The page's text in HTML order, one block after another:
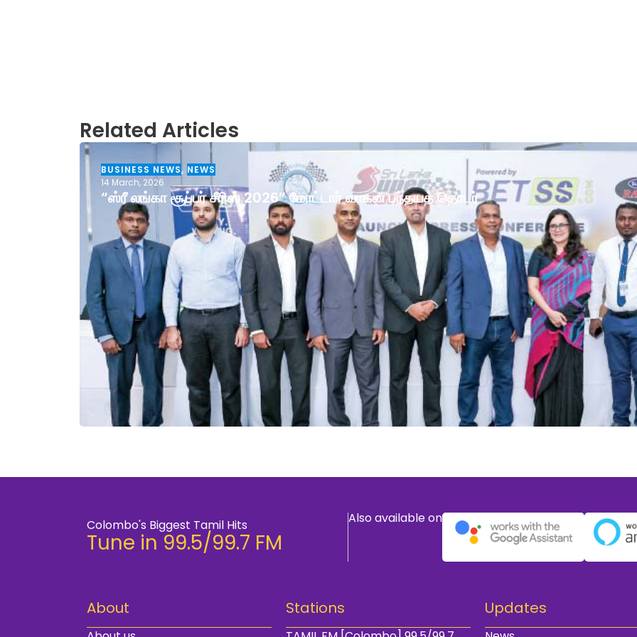
Related Articles
BUSINESS NEWS, NEWS
14 March, 2026
“ஸ்ரீ லங்கா சூப்பர் சீரிஸ் 2026” மோட்டார் வாகன பந்தயத் தொடர்
Colombo's Biggest Tamil Hits
Tune in 99.5/99.7 FM
Also available on
About Stations Updates